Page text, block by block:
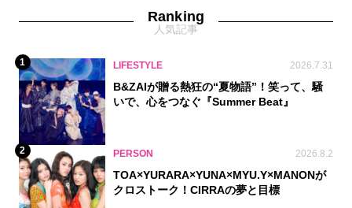
Ranking
人気記事
1 LIFESTYLE 2026.7.31
B&ZAIが贈る熱狂の“夏物語”！笑って、騒
いで、心をつなぐ『Summer Beat』
2 PERSON 2026.8.2
TOA×YURARA×YUNA×MYU.Y×MANONが
クロストーク！CIRRAの夢と目標